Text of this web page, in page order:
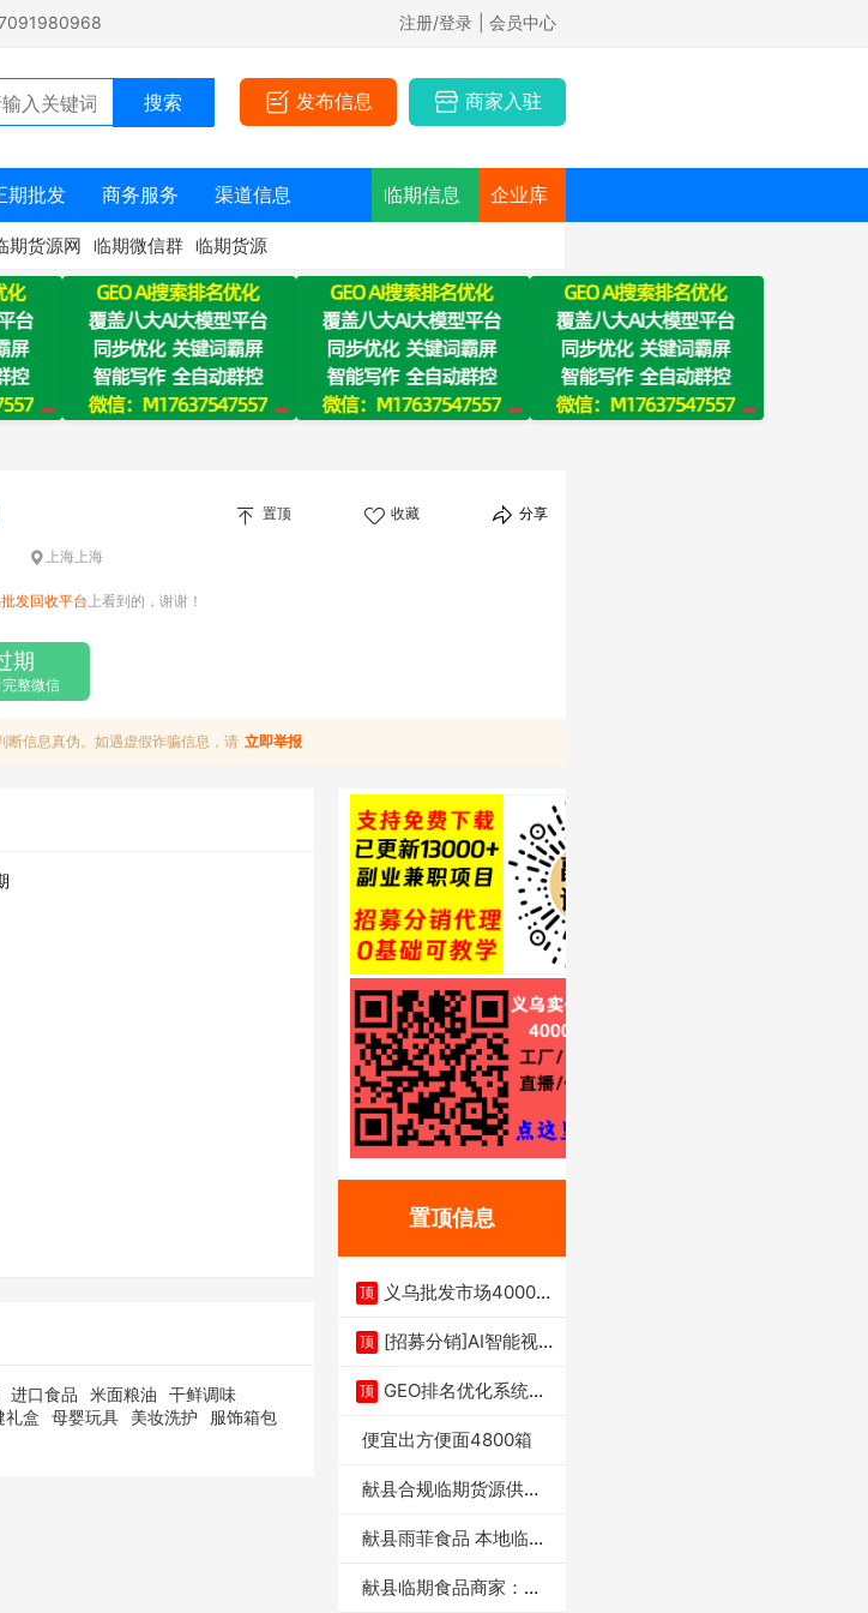
注册/登录 | 会员中心
发布信息 商家入驻
期批发 商务服务 渠道信息 临期信息 企业库
期货源网 临期微信群 临期货源
置顶 收藏 分享
上海上海
发回收平台 上看到的，谢谢！
期
整微信
断信息真伪。如遇虚假诈骗信息，请 立即举报
进口食品 米面粮油
干鲜调味
礼盒 母婴玩具 美妆洗护
服饰箱包
置顶信息
顶
义乌批发市场4000多
顶 [招募分销]AI智能视
顶 GEO排名优化系统+A
便宜出方便面4800箱
献县合规临期货源供货
献县雨菲食品 本地临期
献县临期食品商家：献